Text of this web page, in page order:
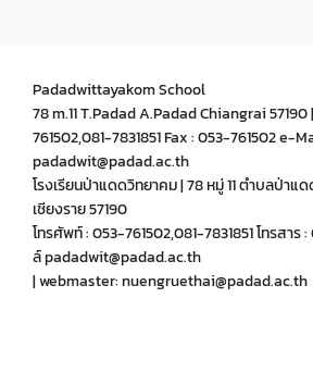
Padadwittayakom School
78 m.11 T.Padad A.Padad Chiangrai
761502,081-7831851 Fax : 053-761502 e-
padadwit@padad.ac.th
โรงเรียนป่าแดดวิทยาคม | 78 หมู่ 11 ตำบลป่า
เชียงราย 57190
โทรศัพท์ : 053-761502,081-7831851 โทรสาร
ล์ padadwit@padad.ac.th
| webmaster: nuengruethai@padad.ac.th